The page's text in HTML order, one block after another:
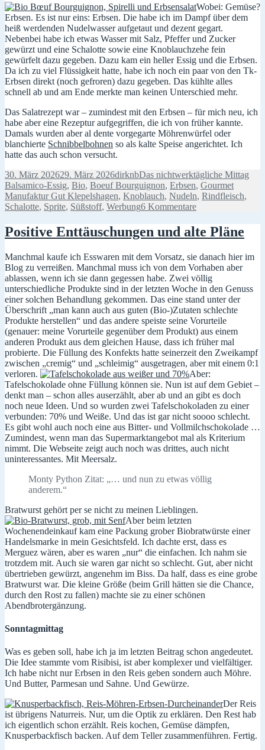
Wobei: Gemüse?
Erbsen. Es ist nur eins: Erbsen. Die habe ich im Dampf über dem
heiß werdenden Nudelwasser aufgetaut und dezent gegart.
Nebenbei habe ich etwas Wasser mit Salz, Pfeffer und Zucker
gewürzt und eine Schalotte sowie eine Knoblauchzehe fein
gewürfelt dazu gegeben. Dazu kam ein heller Essig und die Erbsen.
Da ich zu viel Flüssigkeit hatte, habe ich noch ein paar von den Tk-
Erbsen direkt (noch gefroren) dazu gegeben. Das kühlte alles
schnell ab und am Ende merkte man keinen Unterschied mehr.
Das Salatrezept war – zumindest mit den Erbsen – für mich neu, ich
habe aber eine Rezeptur aufgegriffen, die ich von früher kannte.
Damals wurden aber al dente vorgegarte Möhrenwürfel oder
blanchierte Schnibbelbohnen so als kalte Speise angerichtet. Ich
hatte das auch schon versucht.
Veröffentlicht
am
30. März 202629. März 2026Autor
dirknbKategorien
Das nichtwerktägliche Mittag
Balsamico-Essig, Bio, Boeuf Bourguignon, Erbsen, Gourmet
Manufaktur Gut Klepelshagen, Knoblauch, Nudeln, Rindfleisch,
Schalotte, Sprite, Süßstoff, Werbung6 Kommentarezu
und
französisch-
Küche
Positive Enttäuschungen und alte Pläne
Manchmal kaufe ich Esswaren mit dem Vorsatz, sie danach hier im
Blog zu verreißen. Manchmal muss ich von dem Vorhaben aber
ablassen, wenn ich sie dann gegessen habe. Zwei völlig
unterschiedliche Produkte sind in der letzten Woche in den Genuss
einer solchen Behandlung gekommen. Das eine stand unter der
Überschrift „man kann auch aus guten (Bio-)Zutaten schlechte
Produkte herstellen“ und das andere speiste seine Vorurteile
(genauer: meine Vorurteile gegenüber dem Produkt) aus einem
anderen Produkt aus dem gleichen Hause, dass ich früher mal
probierte. Die Füllung des Konfekts hatte seinerzeit den Zweikampf
zwischen „cremig“ und „schleimig“ ausgetragen, aber mit einem 0:1
verloren.
Aber:
Tafelschokolade ohne Füllung können sie. Nun ist auf dem Gebiet –
denkt man – schon alles auserzählt, aber ab und an gibt es doch
noch neue Ideen. Und so wurden zwei Tafelschokoladen zu einer
verbunden: 70% und Weiße. Und das ist gar nicht soooo schlecht.
Es gibt wohl auch noch eine aus Bitter- und Vollmilchschokolade …
Zumindest, wenn man das Supermarktangebot mal als Kriterium
nimmt. Die Webseite zeigt auch noch was drittes, auch nicht
uninteressantes. Mit Meersalz.
Monty Python Zitat: „… und nun zu etwas völlig
anderem.“
Bratwurst gehört per se nicht zu meinen Lieblingen.
Aber beim letzten
Wochenendeinkauf kam eine Packung grober Biobratwürste einer
Handelsmarke in mein Gesichtsfeld. Ich dachte erst, dass es
Merguez wären, aber es waren „nur“ die einfachen. Ich nahm sie
trotzdem mit. Auch sie waren gar nicht so schlecht. Gut, aber nicht
übertrieben gewürzt, angenehm im Biss. Da half, dass es eine grobe
Bratwurst war. Die kleine Größe (beim Grill hätten sie die Chance,
durch den Rost zu fallen) machte sie zu einer schönen
Abendbrotergänzung.
Sonntagmittag
Was es geben soll, habe ich ja im letzten Beitrag schon angedeutet.
Die Idee stammte vom Risibisi, ist aber komplexer und vielfältiger.
Ich habe nicht nur Erbsen in den Reis geben sondern auch Möhre.
Und Butter, Parmesan und Sahne. Und Gewürze.
Der Reis
ist übrigens Naturreis. Nur, um die Optik zu erklären. Den Rest hab
ich eigentlich schon erzählt. Reis kochen, Gemüse dämpfen,
Knusperbackfisch backen. Auf dem Teller zusammenführen. Fertig.